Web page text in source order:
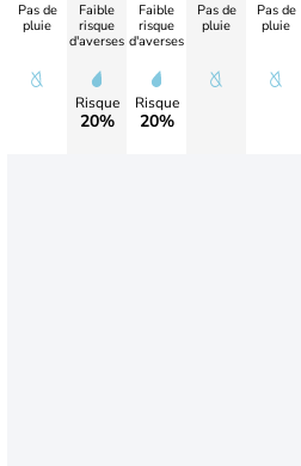
Pas de
pluie
Faible
risque
d'averses
Risque
20%
Faible
risque
d'averses
Risque
20%
Pas de
pluie
Pas de
pluie